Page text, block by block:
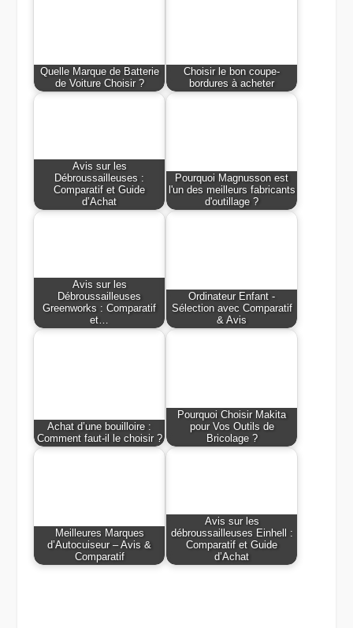
Quelle Marque de Batterie
de Voiture Choisir ?
Choisir le bon coupe-
bordures à acheter
Avis sur les
Débroussailleuses :
Comparatif et Guide
d’Achat
Pourquoi Magnusson est
l'un des meilleurs fabricants
d'outillage ?
Avis sur les
Débroussailleuses
Greenworks : Comparatif
et…
Ordinateur Enfant -
Sélection avec Comparatif
& Avis
Achat d’une bouilloire :
Comment faut-il le choisir ?
Pourquoi Choisir Makita
pour Vos Outils de
Bricolage ?
Meilleures Marques
d’Autocuiseur – Avis &
Comparatif
Avis sur les
débroussailleuses Einhell :
Comparatif et Guide
d’Achat